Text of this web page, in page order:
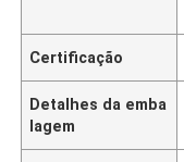
Certificação
Detalhes da emba
lagem